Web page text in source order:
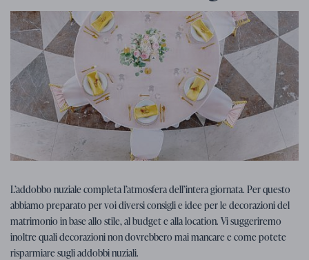
Consigli per il matrimonio 07. 01. 2026
Consigli, idee e ispirazioni per le
decorazioni nuziali
L’addobbo nuziale completa l’atmosfera dell’intera giornata. Per questo
abbiamo preparato per voi diversi consigli e idee per le decorazioni del
matrimonio in base allo stile, al budget e alla location. Vi suggeriremo
inoltre quali decorazioni non dovrebbero mai mancare e come potete
risparmiare sugli addobbi nuziali.